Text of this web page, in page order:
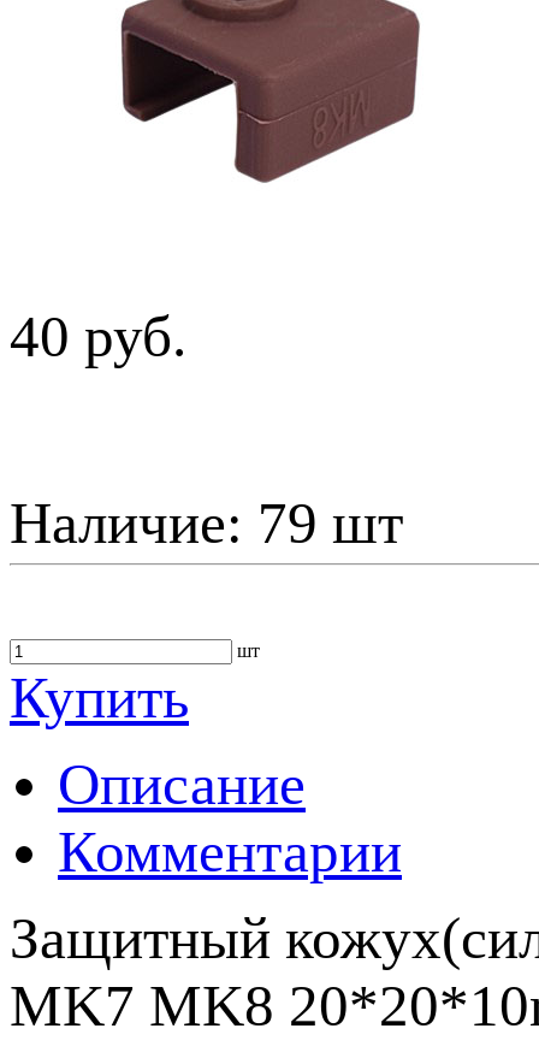
40 руб.
Наличие: 79 шт
шт
Купить
Описание
Комментарии
Защитный
MK7 MK8